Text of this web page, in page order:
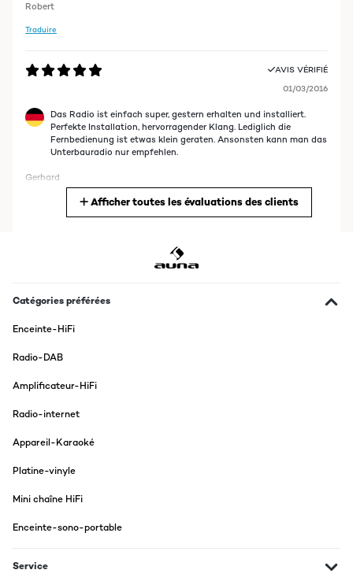
Robert
Traduire
AVIS VÉRIFIÉ
01/03/2016
Das Radio ist einfach super, gestern erhalten und installiert.
Perfekte Installation, hervorragender Klang. Lediglich die
Fernbedienung ist etwas klein geraten. Ansonsten kann man das
Unterbauradio nur empfehlen.
Gerhard
Untergebaut unter dem Küchenschrank, macht das Teil eine
Dann das erste einschalten und die die ersten Soundtests:
HAMMER!!! Der Sound ist für die Größe absolut überragend. Wir
stehen, die im entferntesten nicht an diesen Sound
mit dem Teil!
und DAB+ und Internet Radio werden abwechselnd benutzt.
Habe auch den Stromverbrauch im Standby gemessen, auch da
absolut Klasse!
10/09/2015
Afficher toutes les évaluations des clients
Catégories préférées
Enceinte-HiFi
Radio-DAB
Amplificateur-HiFi
Radio-internet
Appareil-Karaoké
Platine-vinyle
Mini chaîne HiFi
Enceinte-sono-portable
Service